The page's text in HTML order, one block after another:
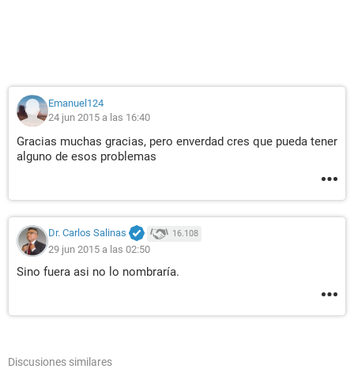
Emanuel124
24 jun 2015 a las 16:40
Gracias muchas gracias, pero enverdad cres que pueda tener
alguno de esos problemas
Dr. Carlos Salinas 16.108
29 jun 2015 a las 02:50
Sino fuera asi no lo nombraría.
Discusiones similares